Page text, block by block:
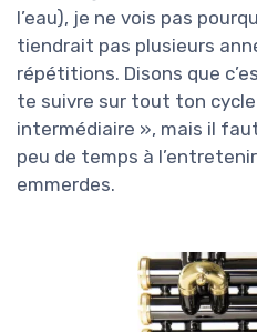
l’eau), je ne vois pas
tiendrait pas plusieurs
répétitions. Disons que
te suivre sur tout ton
intermédiaire », mais il
peu de temps à
emmerdes.